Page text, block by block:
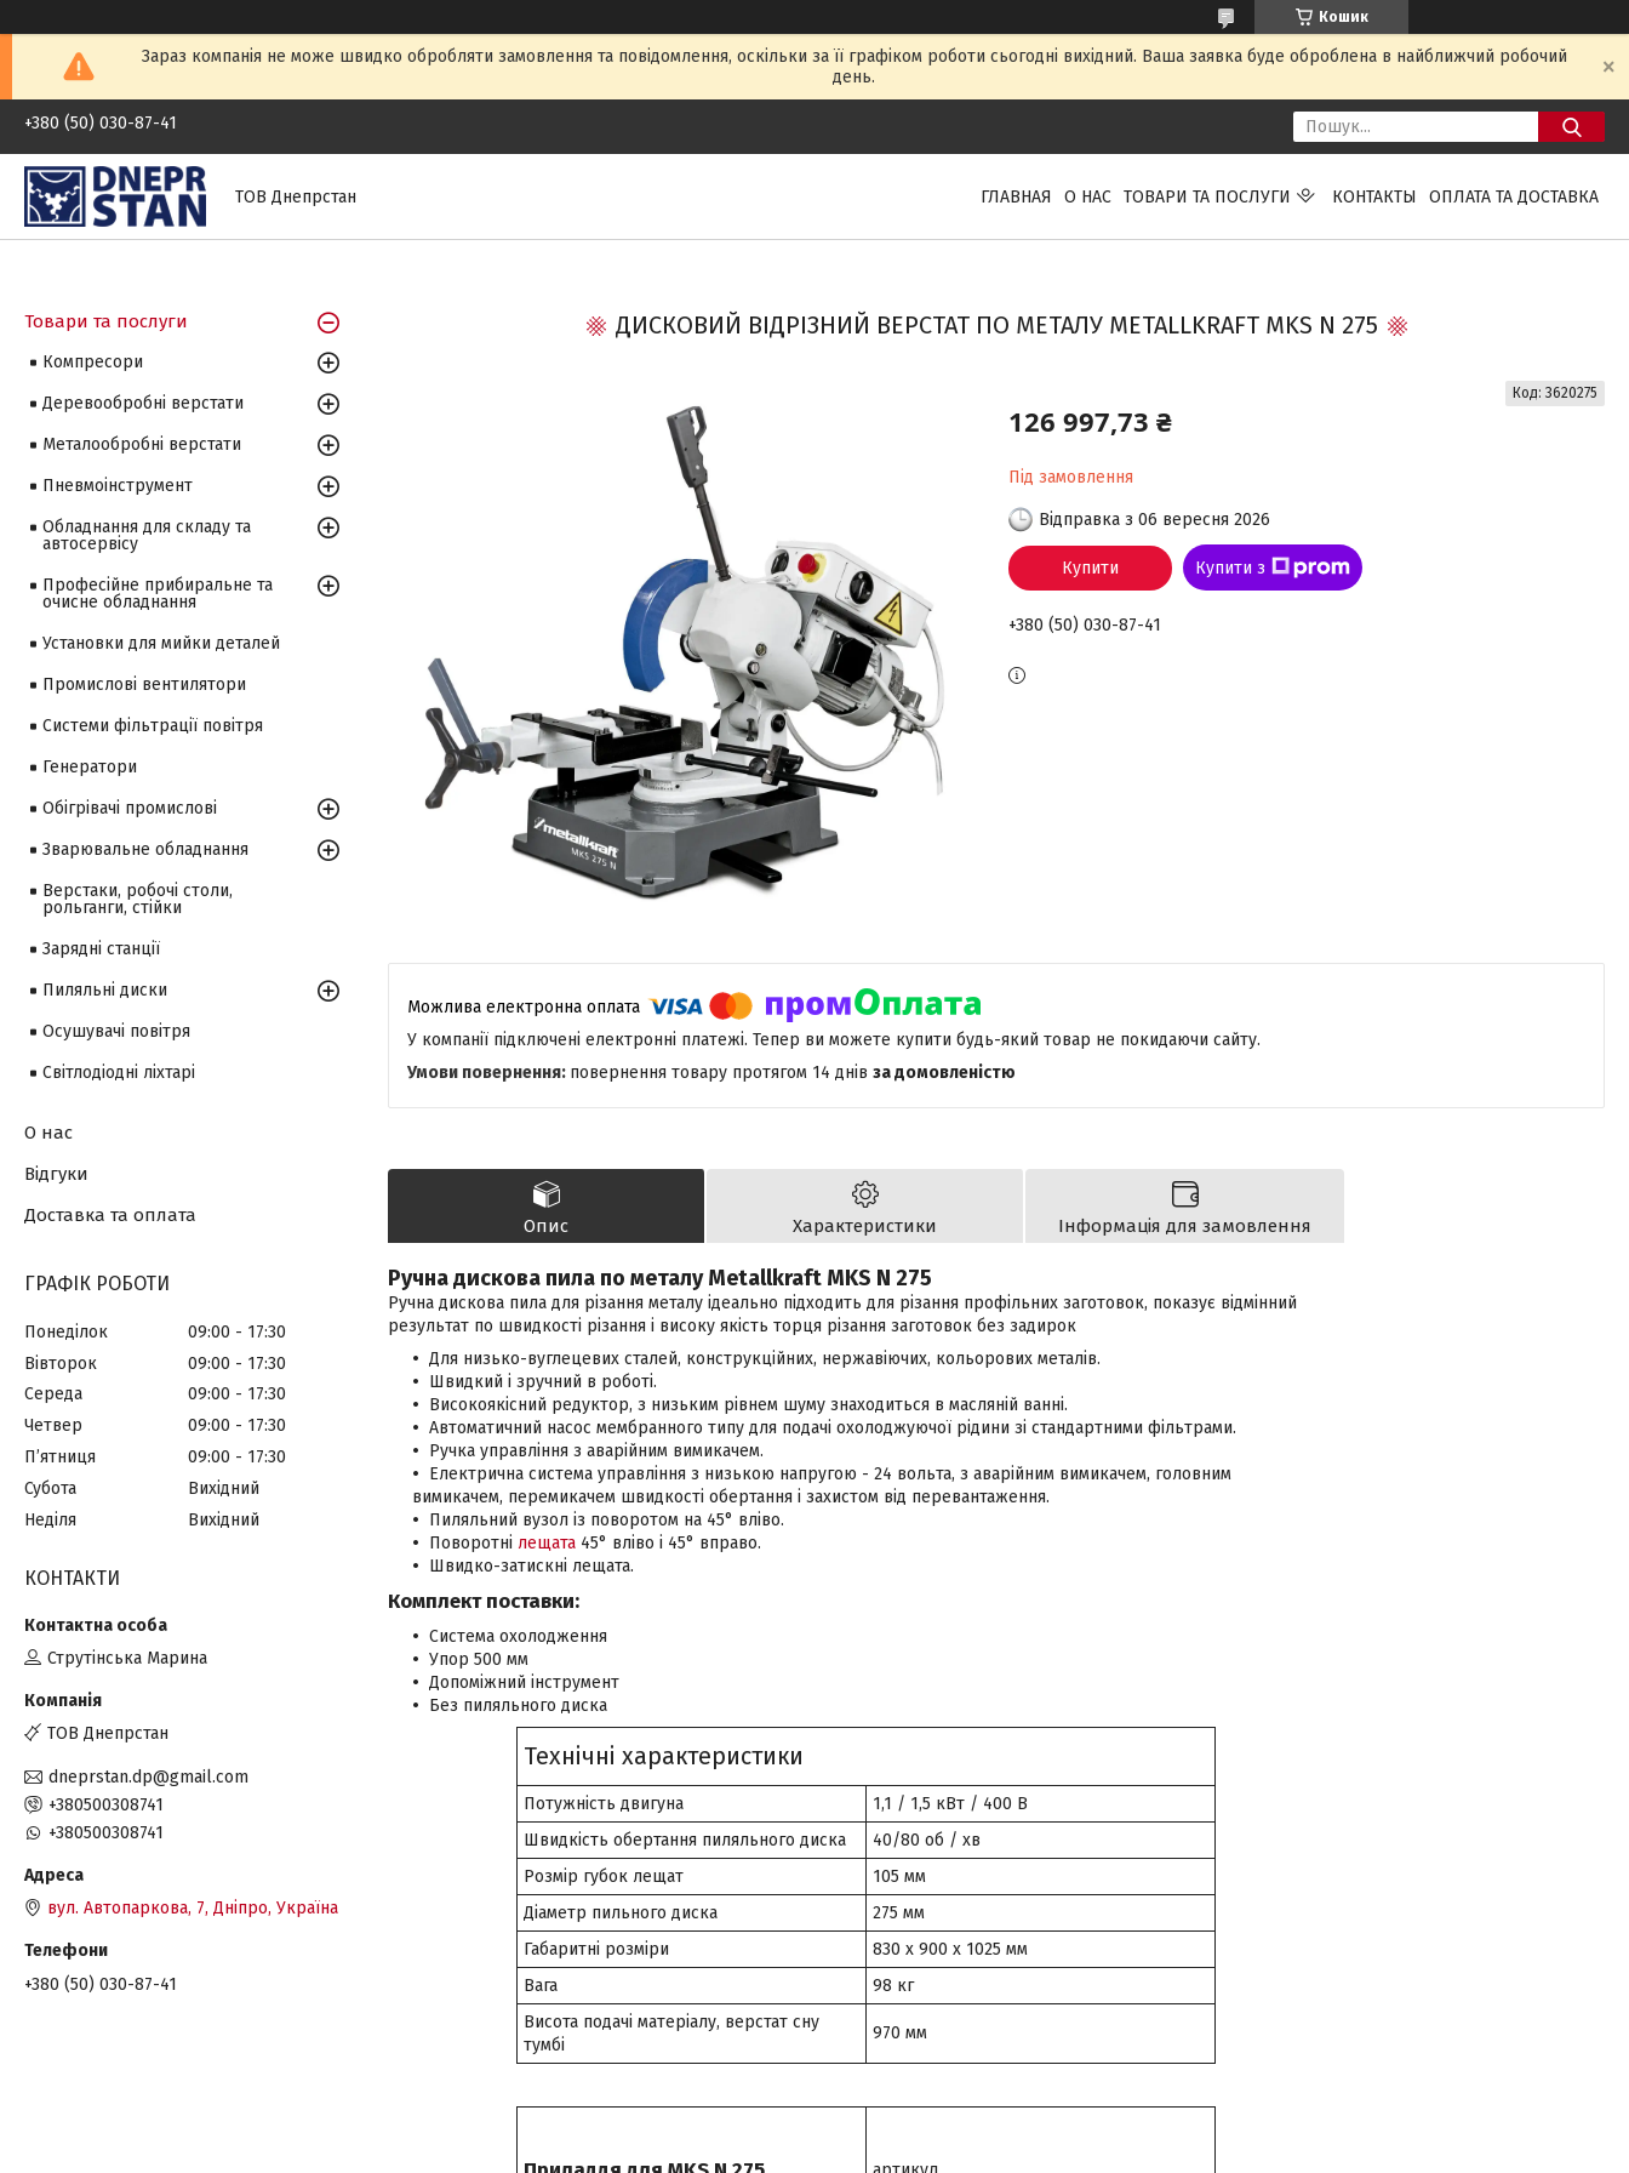
Кошик
Зараз компанія не може швидко обробляти замовлення та повідомлення, оскільки за її графіком роботи сьогодні вихідний. Ваша заявка буде оброблена в найближчий робочий
день.
+380 (50) 030-87-41
ТОВ Днепрстан ГЛАВНАЯ О НАС ТОВАРИ ТА ПОСЛУГИ КОНТАКТЫ ОПЛАТА ТА ДОСТАВКА
ДИСКОВИЙ ВІДРІЗНИЙ ВЕРСТАТ ПО МЕТАЛУ METALLKRAFT MKS N 275
126 997,73 ₴
Під замовлення
Код: 3620275
Відправка з 06 вересня 2026
Купити Купити з
+380 (50) 030-87-41
У компанії підключені електронні платежі. Тепер ви можете купити будь-який товар не покидаючи сайту.
повернення товару протягом 14 днів за домовленістю
Опис Характеристики Інформація для замовлення
Ручна дискова пила по металу Metallkraft MKS N 275
Ручна дискова пила для різання металу ідеально підходить для різання профільних заготовок, показує відмінний
результат по швидкості різання і високу якість торця різання заготовок без задирок
Для низько-вуглецевих сталей, конструкційних, нержавіючих, кольорових металів.
Швидкий і зручний в роботі.
Високоякісний редуктор, з низьким рівнем шуму знаходиться в масляній ванні.
Автоматичний насос мембранного типу для подачі охолоджуючої рідини зі стандартними фільтрами.
Ручка управління з аварійним вимикачем.
Електрична система управління з низькою напругою - 24 вольта, з аварійним вимикачем, головним
вимикачем, перемикачем швидкості обертання і захистом від перевантаження.
Пиляльний вузол із поворотом на 45° вліво.
Поворотні лещата 45° вліво і 45° вправо.
Швидко-затискні лещата.
Комплект поставки:
Система охолодження
Упор 500 мм
Допоміжний інструмент
Без пиляльного диска
Технічні характеристики
Потужність двигуна
1,1 / 1,5 кВт / 400 В
Швидкість обертання пиляльного диска
40/80 об / хв
Розмір губок лещат
105 мм
Діаметр пильного диска
275 мм
Габаритні розміри
830 х 900 х 1025 мм
Вага
98 кг
Висота подачі матеріалу, верстат сну
тумбі
970 мм
Товари та послуги
Компресори
Деревообробні верстати
Металообробні верстати
Пневмоінструмент
Обладнання для складу та
автосервісу
Професійне прибиральне та
очисне обладнання
Установки для мийки деталей
Промислові вентилятори
Системи фільтрації повітря
Генератори
Обігрівачі промислові
Зварювальне обладнання
Верстаки, робочі столи,
рольганги, стійки
Зарядні станції
Пиляльні диски
Осушувачі повітря
Світлодіодні ліхтарі
О нас
Відгуки
Доставка та оплата
ГРАФІК РОБОТИ
Понеділок 09:00
17:30
Вівторок
09:00
17:30
Середа
09:00
17:30
Четвер
09:00
17:30
Пʼятниця
09:00
17:30
Субота
Вихідний
Неділя
Вихідний
КОНТАКТИ
Струтінська Марина
ТОВ Днепрстан
dneprstan.dp@gmail.com
+380500308741
+380500308741
вул. Автопаркова, 7, Дніпро, Україна
+380 (50) 030-87-41